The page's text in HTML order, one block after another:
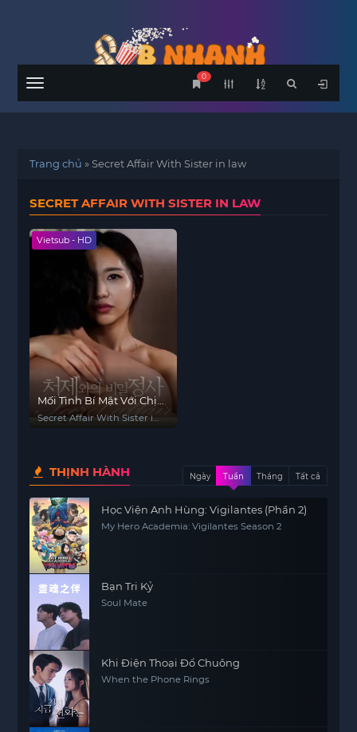
Menu
0
Trang chủ »Secret Affair With Sister in law
SECRET AFFAIR WITH SISTER IN LAW
Vietsub - HD
Mối Tình Bí Mật Với Chị
Dâu
Secret Affair With Sister in
THỊNH HÀNH Ngày Tuần Tháng Tất cả
Học Viện Anh Hùng: Vigilantes (Phần 2)
My Hero Academia: Vigilantes Season 2
Bạn Tri Kỷ
Soul Mate
Khi Điện Thoại Đổ Chuông
When the Phone Rings